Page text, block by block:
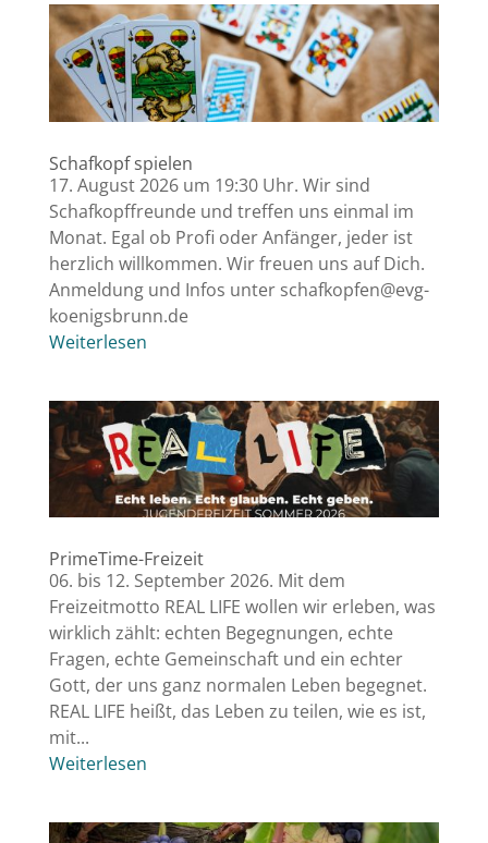
Schafkopf spielen
17. August 2026 um 19:30 Uhr. Wir sind
Schafkopffreunde und treffen uns einmal im
Monat. Egal ob Profi oder Anfänger, jeder ist
herzlich willkommen. Wir freuen uns auf Dich.
Anmeldung und Infos unter schafkopfen@evg-
koenigsbrunn.de
Weiterlesen
PrimeTime-Freizeit
06. bis 12. September 2026. Mit dem
Freizeitmotto REAL LIFE wollen wir erleben, was
wirklich zählt: echten Begegnungen, echte
Fragen, echte Gemeinschaft und ein echter
Gott, der uns ganz normalen Leben begegnet.
REAL LIFE heißt, das Leben zu teilen, wie es ist,
mit...
Weiterlesen